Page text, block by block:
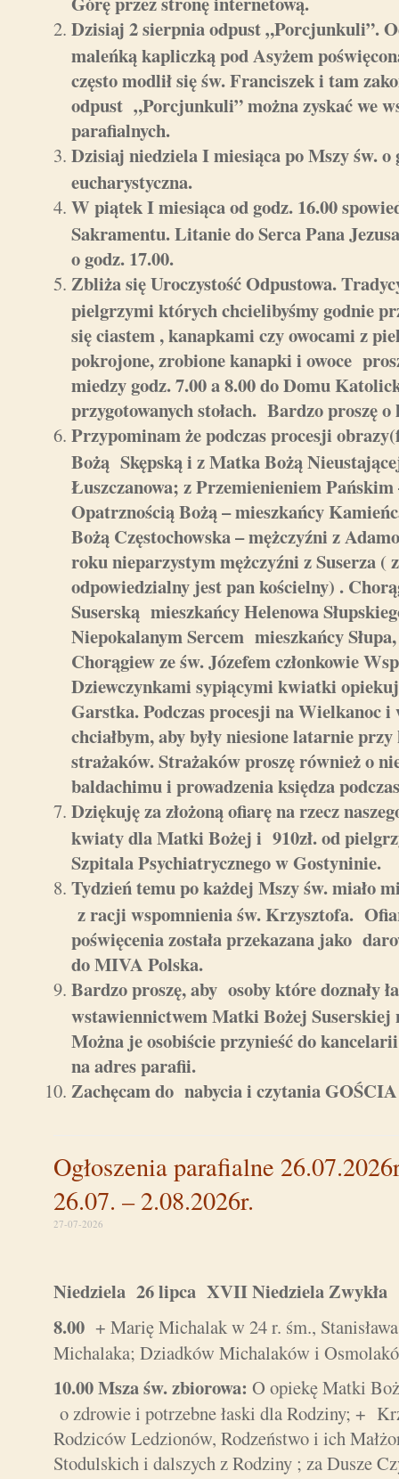
Dzisiaj 2 sierpnia odpust „Porcjunkuli”.
maleńką kapliczką pod Asyżem
często modlił się św. Franciszek i tam
odpust „Porcjunkuli” można zyskać we
parafialnych.
Dzisiaj niedziela I miesiąca po Mszy św. o
eucharystyczna.
W piątek I miesiąca od godz. 16.00
Sakramentu. Litanie do Serca Pana
o godz. 17.00.
Zbliża się Uroczystość Odpustowa.
pielgrzymi których chcielibyśmy godnie
się ciastem , kanapkami czy owocami z
pokrojone, zrobione kanapki i owoce
miedzy godz. 7.00 a 8.00 do Domu
przygotowanych stołach. Bardzo proszę
Przypominamże podczas procesji
Bożą Skępską i z Matka Bożą
Łuszczanowa; z Przemienieniem
Opatrznością Bożą – mieszkańcy
Bożą Częstochowska – mężczyźni z
roku nieparzystym mężczyźni z Suserza (
odpowiedzialny jest pan kościelny) .
Suserską mieszkańcy Helenowa
Niepokalanym Sercem mieszkańcy
Chorągiew ze św. Józefem członkowie
Dziewczynkami sypiącymi kwiatki
Garstka. Podczas procesji na Wielkanoc
chciałbym, aby były niesione latarnie
strażaków. Strażaków proszę również o
baldachimu i prowadzenia księdza
Dziękuję za złożoną ofiarę na rzecz
kwiaty dla Matki Bożej i 910zł. od
Szpitala Psychiatrycznego w Gostyninie.
Tydzień temu po każdej Mszy św. miało
z racji wspomnienia św. Krzysztofa.
poświęcenia została przekazana jako
do MIVA Polska.
Bardzo proszę, aby osoby które doznały
wstawiennictwem Matki Bożej Suserskiej
Można je osobiście przynieść do
na adres parafii.
Zachęcam do nabycia i czytania
Ogłoszenia parafialne
26.07. – 2.08.2026r.
27-07-2026
Niedziela 26 lipca XVII Niedziela
8.00 + Marię Michalak w 24 r. śm.,
Michalaka; Dziadków Michalaków i
10.00 Msza św. zbiorowa: O opiekę Matki
o zdrowie i potrzebne łaski dla Rodziny; +
Rodziców Ledzionów, Rodzeństwo i ich
Stodulskich i dalszych z Rodziny ; za Dusze